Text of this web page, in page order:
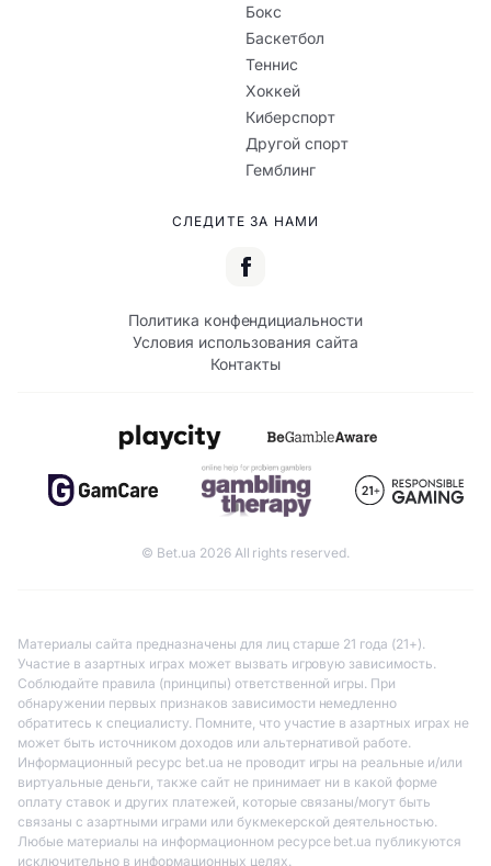
Бокс
Баскетбол
Теннис
Хоккей
Киберспорт
Другой спорт
Гемблинг
СЛЕДИТЕ ЗА НАМИ
Политика конфендициальности
Условия использования сайта
Контакты
© Bet.ua 2026 All rights reserved.
Материалы сайта предназначены для лиц старше 21 года (21+).
Участие в азартных играх может вызвать игровую зависимость.
Соблюдайте правила (принципы) ответственной игры. При
обнаружении первых признаков зависимости немедленно
обратитесь к специалисту. Помните, что участие в азартных играх не
может быть источником доходов или альтернативой работе.
Информационный ресурс bet.ua не проводит игры на реальные и/или
виртуальные деньги, также сайт не принимает ни в какой форме
оплату ставок и других платежей, которые связаны/могут быть
связаны с азартными играми или букмекерской деятельностью.
Любые материалы на информационном ресурсе bet.ua публикуются
исключительно в информационных целях.